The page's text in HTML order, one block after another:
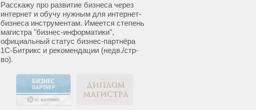
Расскажу про развитие бизнеса через
интернет и обучу нужным для интернет-
бизнеса инструментам. Имеется степень
магистра "бизнес-информатики",
официальный статус бизнес-партнёра
1С-Битрикс и рекомендации (недв./стр-
во).